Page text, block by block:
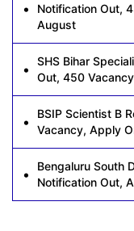
Notification Out,
August
SHS Bihar
Out, 450
BSIP Scientist B
Vacancy, Apply
Bengaluru South
Notification Out,